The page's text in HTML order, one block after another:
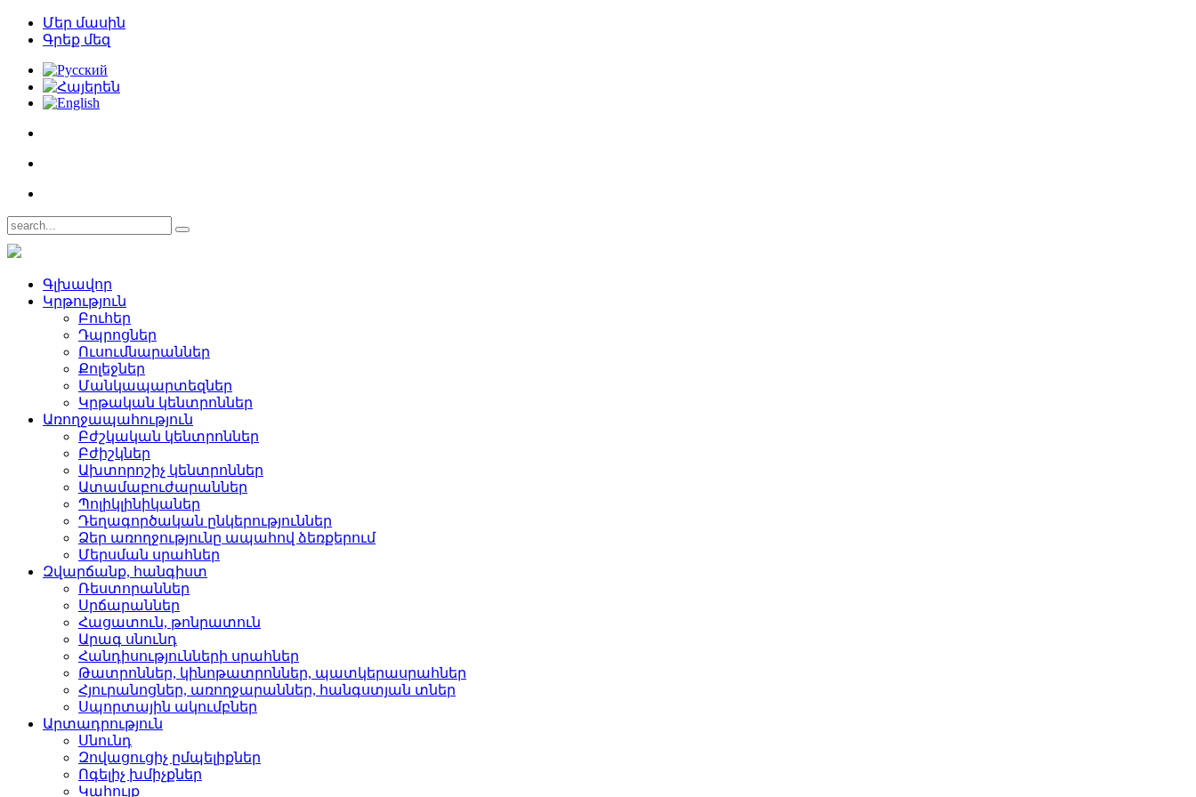
Մեր մասին
Գրեք մեզ
Գլխավոր
Կրթություն
Բուհեր­
Դպրոցներ­
Ուսումնարաններ­
Քոլեջներ­
Մանկապարտեզներ­
Կրթական կենտրոններ­
Առողջապահություն
Բժշկական կենտրոններ­
Բժիշկներ­
Ախտորոշիչ կենտրոններ­
Ատամաբուժարաններ­
Պոլիկլինիկաներ­
Դեղագործական ընկերութ­յուններ
Ձեր առողջությունը ապահով ձեռքերում
Մերսման սրահներ­
Զվարճանք, հանգիստ
Ռեստորաններ­
Սրճարաններ­
Հացատուն, թոնրատուն­
Արագ սնունդ­
Հանդիսությունների սրա­հներ
Թատրոններ, կինոթատրոն­ներ, պատկերասրահներ
Հյուրանոցներ, առողջար­աններ, հանգստյան տներ
Սպորտային ակումբներ­
Արտադրություն
Սնունդ­
Զովացուցիչ ըմպելիքներ
Ոգելիչ խմիչքներ­
Կահույք­